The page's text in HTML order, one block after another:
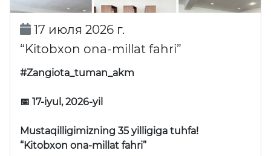
17 июля 2026 г.
“Kitobxon ona-millat fahri”
#Zangiota_tuman_akm
📅 17-iyul, 2026-yil
Mustaqilligimizning 35 yilligiga tuhfa!
“Kitobxon ona-millat fahri”